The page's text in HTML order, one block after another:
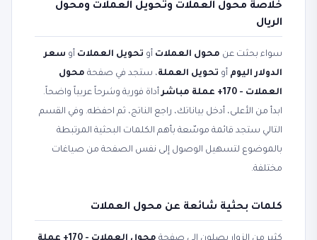
خلاصة محول العملات وتحويل العملات ومحول
الريال
سواء بحثت عن محول العملات أو تحويل العملات أو سعر
الدولار اليوم أو تحويل العملة، ستجد في صفحة محول
العملات - 170+ عملة مباشر
أداة فورية وشرحاً عربياً واضحاً.
ابدأ من الأعلى، أدخل بياناتك، راجع الناتج، ثم احفظه. وفي القسم
التالي ستجد قائمة موسّعة بأهم الكلمات البحثية المرتبطة
بالموضوع لتسهيل الوصول إلى نفس الصفحة من صياغات
مختلفة.
كلمات بحثية شائعة عن محول العملات